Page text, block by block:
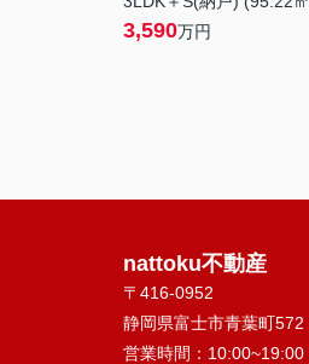
3,590万円
nattoku不動産
〒416-0952
静岡県富士市青葉町572
営業時間： 10:00~19:00